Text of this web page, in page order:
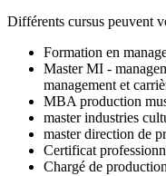
Différents cursus peuvent
Formation en
Master MI -
management et
MBA production
master industries
master direction de
Certificat
Chargé de